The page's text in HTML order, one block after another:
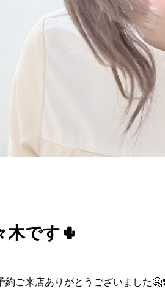
木です🌵
約ご来店ありがとうございました